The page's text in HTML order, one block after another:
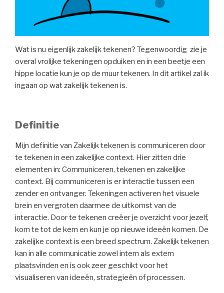
Wat is nu eigenlijk zakelijk tekenen? Tegenwoordig zie je
overal vrolijke tekeningen opduiken en in een beetje een
hippe locatie kun je op de muur tekenen. In dit artikel zal ik
ingaan op wat zakelijk tekenen is.
Definitie
Mijn definitie van Zakelijk tekenen is communiceren door
te tekenen in een zakelijke context. Hier zitten drie
elementen in: Communiceren, tekenen en zakelijke
context. Bij communiceren is er interactie tussen een
zender en ontvanger. Tekeningen activeren het visuele
brein en vergroten daarmee de uitkomst van de
interactie. Door te tekenen creëer je overzicht voor jezelf,
kom te tot de kern en kun je op nieuwe ideeën komen. De
zakelijke context is een breed spectrum. Zakelijk tekenen
kan in alle communicatie zowel intern als extern
plaatsvinden en is ook zeer geschikt voor het
visualiseren van ideeën, strategieën of processen.